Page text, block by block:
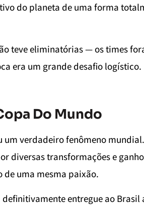
do planeta de uma forma
teve eliminatórias — os times
era um grande desafio logístico.
Do Mundo
um verdadeiro fenômeno mundial.
diversas transformações e
de uma mesma paixão.
entregue ao Brasil